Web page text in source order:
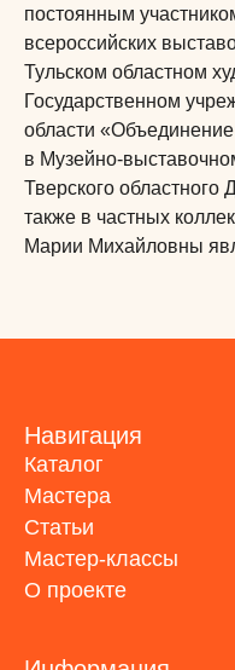
постоянным
всероссийских
Тульском областном
Государственном
области
в Музейно-
Тверского областного
также в частных
Марии Михайловны
Навигация
Каталог
Мастера
Статьи
Мастер-классы
О проекте